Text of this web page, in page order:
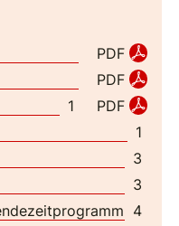
PDF
PDF
PDF
1
1
3
3
4